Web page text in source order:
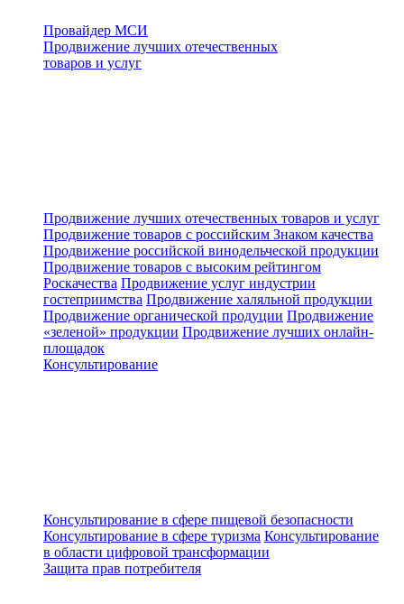
Провайдер МСИ
Продвижение лучших отечественных
товаров и услуг
Продвижение лучших отечественных товаров и услуг
Продвижение товаров с российским Знаком качества
Продвижение российской винодельческой продукции
Продвижение товаров с высоким рейтингом
Роскачества Продвижение услуг индустрии
гостеприимства Продвижение халяльной продукции
Продвижение органической продуции Продвижение
«зеленой» продукции Продвижение лучших онлайн-
площадок
Консультирование
Консультирование в сфере пищевой безопасности
Консультирование в сфере туризма Консультирование
в области цифровой трансформации
Защита прав потребителя